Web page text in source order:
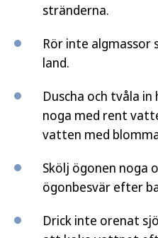
stränderna.
Rör inte algmassor
land.
Duscha och tvåla
noga med rent
vatten med
Skölj ögonen noga
ögonbesvär efter
Drick inte orenat